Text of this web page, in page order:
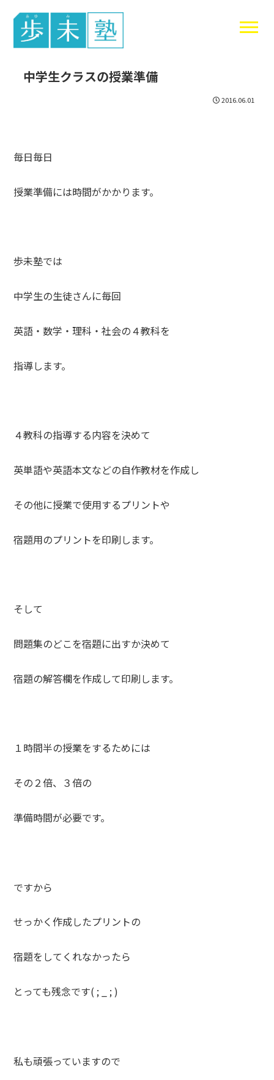
東谷中生の
中学生クラスの授業準備
2016.06.01
毎日毎日
授業準備には時間がかかります。
歩未塾では
中学生の生徒さんに毎回
英語・数学・理科・社会の４教科を
指導します。
４教科の指導する内容を決めて
英単語や英語本文などの自作教材を作成し
その他に授業で使用するプリントや
宿題用のプリントを印刷します。
そして
問題集のどこを宿題に出すか決めて
宿題の解答欄を作成して印刷します。
１時間半の授業をするためには
その２倍、３倍の
準備時間が必要です。
ですから
せっかく作成したプリントの
宿題をしてくれなかったら
とっても残念です( ; _ ; )
私も頑張っていますので